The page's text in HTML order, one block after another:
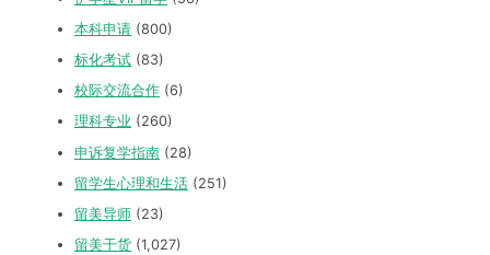
本科申请 (800)
标化考试 (83)
校际交流合作 (6)
理科专业 (260)
申诉复学指南 (28)
留学生心理和生活 (251)
留美导师 (23)
留美干货 (1,027)